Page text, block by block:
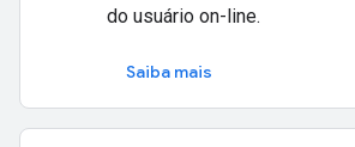
do usuário on-line.
Saiba mais